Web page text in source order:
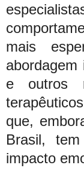
mais
abordagem
e outros
que,
Brasil,
impacto